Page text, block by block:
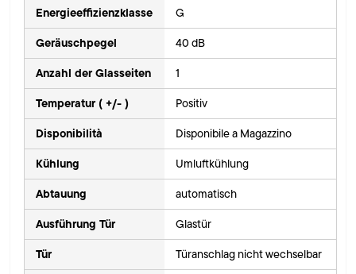
Energieeffizienzklasse G
Geräuschpegel 40 dB
Anzahl der Glasseiten 1
Temperatur ( +/- ) Positiv
Disponibilità Disponibile a Magazzino
Kühlung Umluftkühlung
Abtauung automatisch
Ausführung Tür Glastür
Tür Türanschlag nicht wechselbar